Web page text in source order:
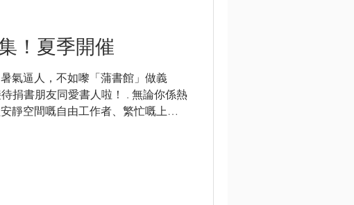
！夏季開催
氣逼人，不如嚟「蒲書館」做義
捐書朋友同愛書人啦！ . 無論你係熱
靜空間嘅自由工作者、繁忙嘅上班